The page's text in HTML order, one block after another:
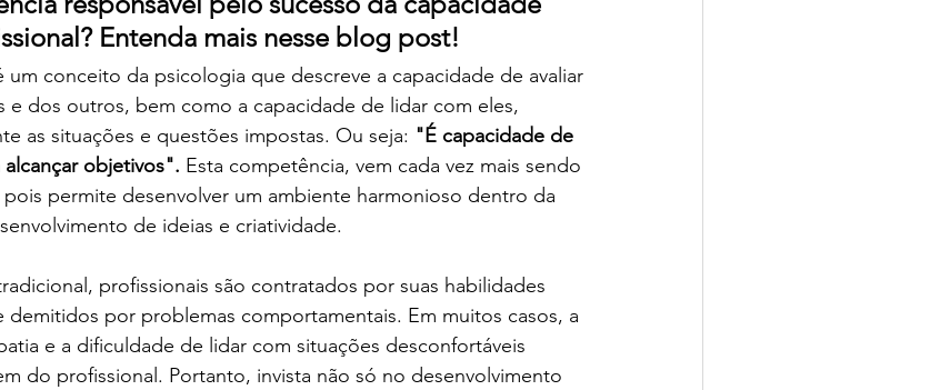
Entenda mais nesse blog post!
conceito da psicologia que descreve a capacidade de avaliar
e dos outros, bem como a capacidade de lidar com eles,
as situações e questões impostas. Ou seja: "É capacidade de
objetivos". Esta competência, vem cada vez mais sendo
permite desenvolver um ambiente harmonioso dentro da
de ideias e criatividade.
profissionais são contratados por suas habilidades
demitidos por problemas comportamentais. Em muitos casos, a
e a dificuldade de lidar com situações desconfortáveis
do profissional. Portanto, invista não só no desenvolvimento